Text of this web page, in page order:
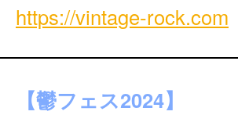
https://vintage-rock.com
【鬱フェス2024】